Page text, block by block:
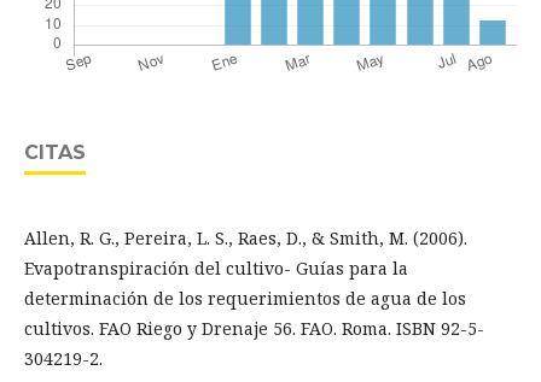
CITAS
Allen, R. G., Pereira, L. S., Raes, D., & Smith, M. (2006).
Evapotranspiración del cultivo- Guías para la
determinación de los requerimientos de agua de los
cultivos. FAO Riego y Drenaje 56. FAO. Roma. ISBN 92-5-
304219-2.